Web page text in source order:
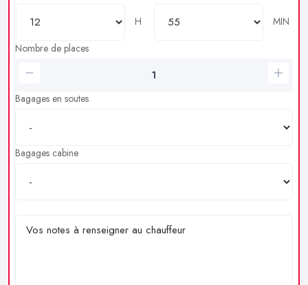
H
MIN
Nombre de places
Bagages en soutes
Bagages cabine